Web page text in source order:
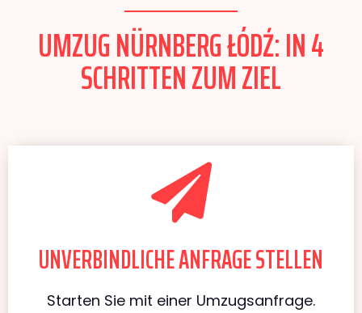
UMZUG NÜRNBERG ŁÓDŹ: IN 4
SCHRITTEN ZUM ZIEL
UNVERBINDLICHE ANFRAGE STELLEN
Starten Sie mit einer Umzugsanfrage.